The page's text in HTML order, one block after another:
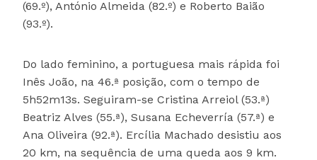
(69.º), António Almeida (82.º) e Roberto Baião
(93.º).
Do lado feminino, a portuguesa mais rápida foi
Inês João, na 46.ª posição, com o tempo de
5h52m13s. Seguiram-se Cristina Arreiol (53.ª)
Beatriz Alves (55.ª), Susana Echeverría (57.ª) e
Ana Oliveira (92.ª). Ercília Machado desistiu aos
20 km, na sequência de uma queda aos 9 km.